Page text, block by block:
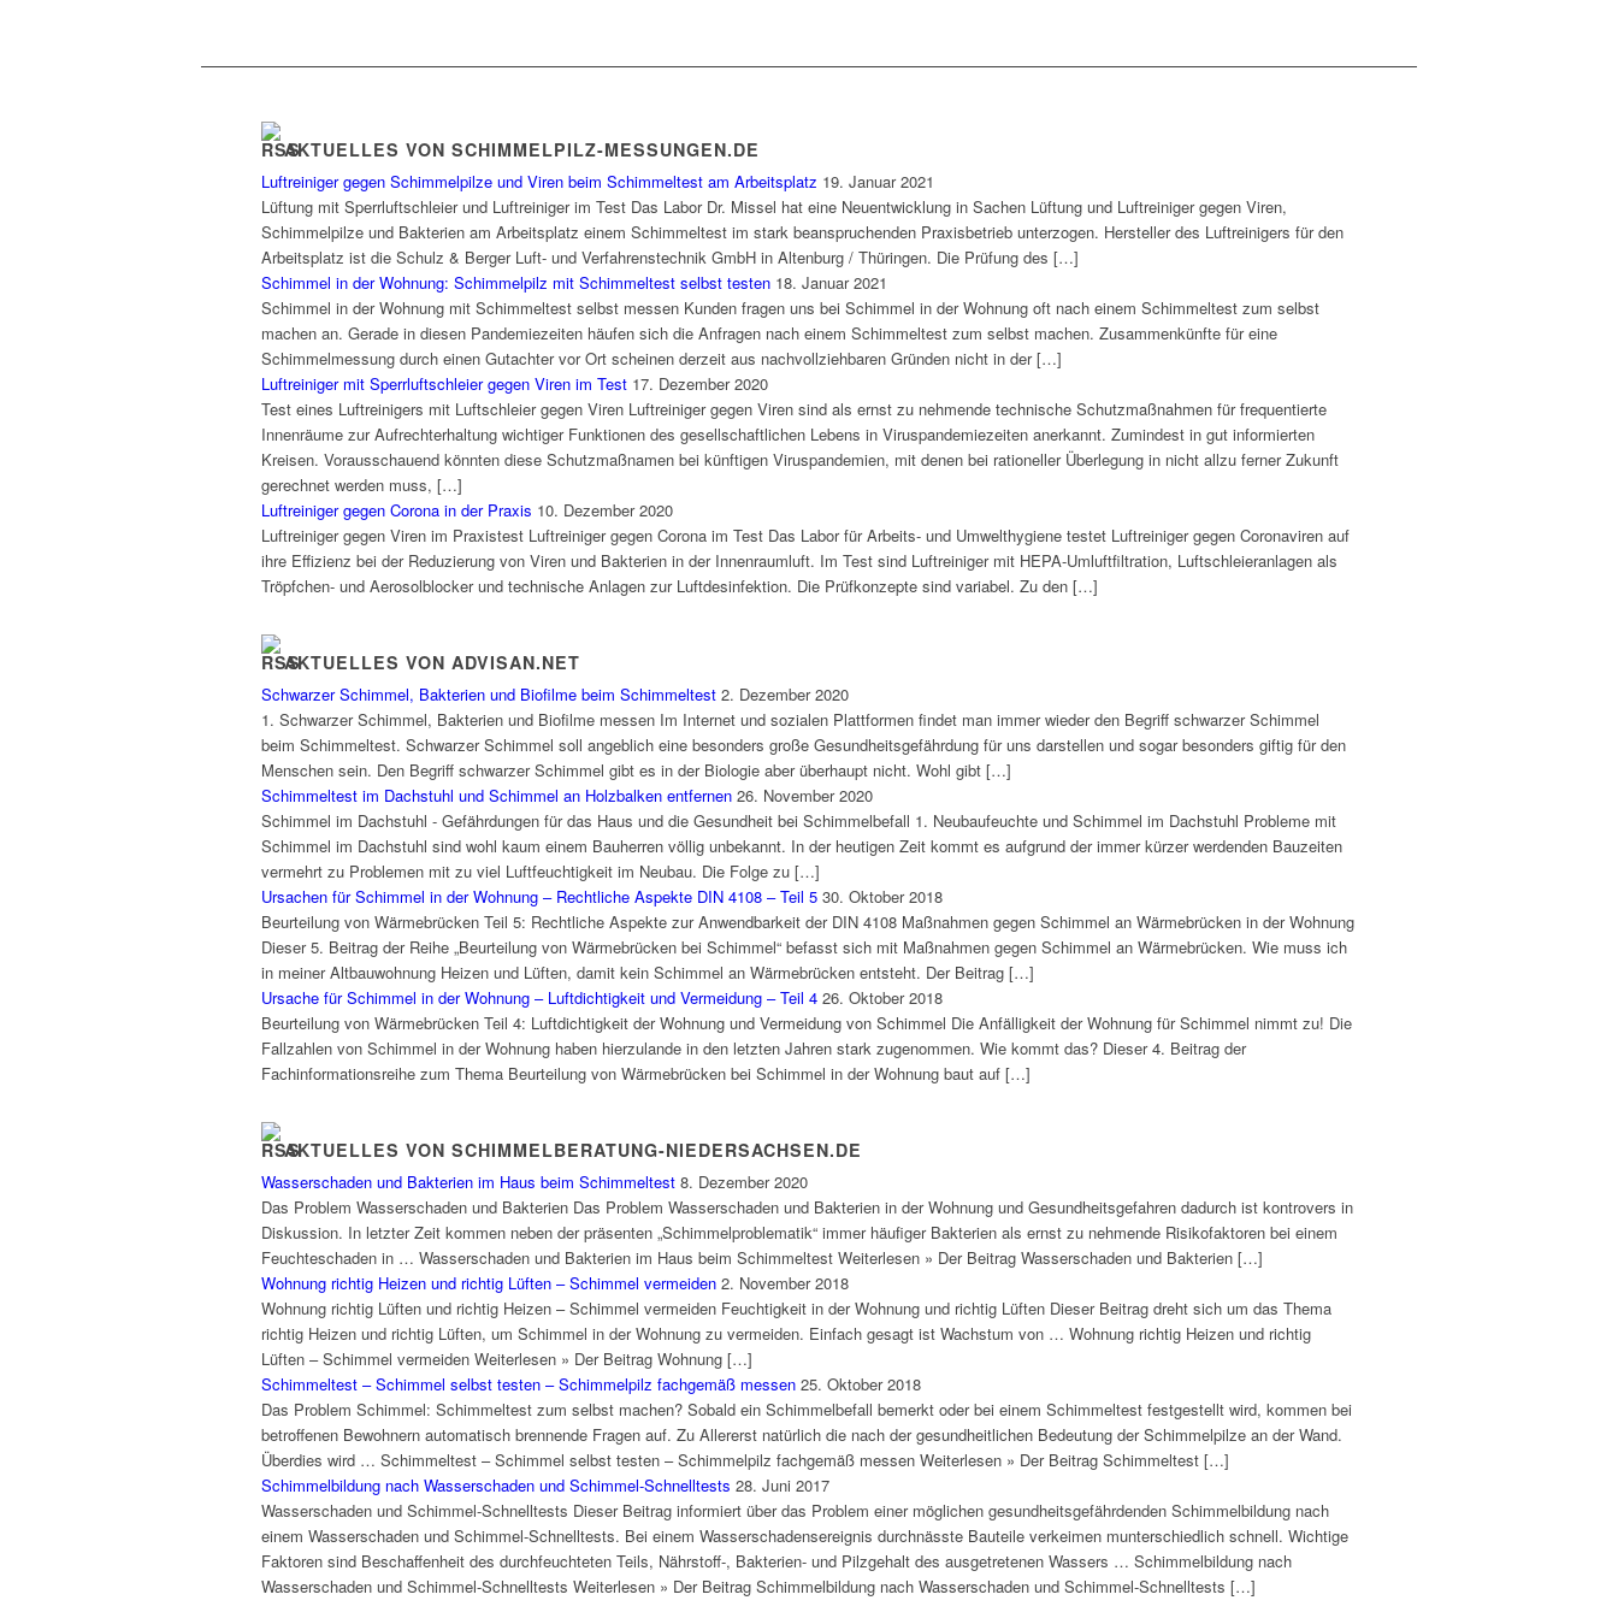
AKTUELLES VON SCHIMMELPILZ-MESSUNGEN.DE
Luftreiniger gegen Schimmelpilze und Viren beim Schimmeltest am Arbeitsplatz 19. Januar 2021
Lüftung mit Sperrluftschleier und Luftreiniger im Test Das Labor Dr. Missel hat eine Neuentwicklung in Sachen Lüftung und Luftreiniger gegen Viren,
Schimmelpilze und Bakterien am Arbeitsplatz einem Schimmeltest im stark beanspruchenden Praxisbetrieb unterzogen. Hersteller des Luftreinigers für den
Arbeitsplatz ist die Schulz & Berger Luft- und Verfahrenstechnik GmbH in Altenburg / Thüringen. Die Prüfung des […]
Schimmel in der Wohnung: Schimmelpilz mit Schimmeltest selbst testen 18. Januar 2021
Schimmel in der Wohnung mit Schimmeltest selbst messen Kunden fragen uns bei Schimmel in der Wohnung oft nach einem Schimmeltest zum selbst
machen an. Gerade in diesen Pandemiezeiten häufen sich die Anfragen nach einem Schimmeltest zum selbst machen. Zusammenkünfte für eine
Schimmelmessung durch einen Gutachter vor Ort scheinen derzeit aus nachvollziehbaren Gründen nicht in der […]
Luftreiniger mit Sperrluftschleier gegen Viren im Test 17. Dezember 2020
Test eines Luftreinigers mit Luftschleier gegen Viren Luftreiniger gegen Viren sind als ernst zu nehmende technische Schutzmaßnahmen für frequentierte
Innenräume zur Aufrechterhaltung wichtiger Funktionen des gesellschaftlichen Lebens in Viruspandemiezeiten anerkannt. Zumindest in gut informierten
Kreisen. Vorausschauend könnten diese Schutzmaßnamen bei künftigen Viruspandemien, mit denen bei rationeller Überlegung in nicht allzu ferner Zukunft
gerechnet werden muss, […]
Luftreiniger gegen Corona in der Praxis 10. Dezember 2020
Luftreiniger gegen Viren im Praxistest Luftreiniger gegen Corona im Test Das Labor für Arbeits- und Umwelthygiene testet Luftreiniger gegen Coronaviren auf
ihre Effizienz bei der Reduzierung von Viren und Bakterien in der Innenraumluft. Im Test sind Luftreiniger mit HEPA-Umluftfiltration, Luftschleieranlagen als
Tröpfchen- und Aerosolblocker und technische Anlagen zur Luftdesinfektion. Die Prüfkonzepte sind variabel. Zu den […]
AKTUELLES VON ADVISAN.NET
Schwarzer Schimmel, Bakterien und Biofilme beim Schimmeltest 2. Dezember 2020
1. Schwarzer Schimmel, Bakterien und Biofilme messen Im Internet und sozialen Plattformen findet man immer wieder den Begriff schwarzer Schimmel
beim Schimmeltest. Schwarzer Schimmel soll angeblich eine besonders große Gesundheitsgefährdung für uns darstellen und sogar besonders giftig für den
Menschen sein. Den Begriff schwarzer Schimmel gibt es in der Biologie aber überhaupt nicht. Wohl gibt […]
Schimmeltest im Dachstuhl und Schimmel an Holzbalken entfernen 26. November 2020
Schimmel im Dachstuhl - Gefährdungen für das Haus und die Gesundheit bei Schimmelbefall 1. Neubaufeuchte und Schimmel im Dachstuhl Probleme mit
Schimmel im Dachstuhl sind wohl kaum einem Bauherren völlig unbekannt. In der heutigen Zeit kommt es aufgrund der immer kürzer werdenden Bauzeiten
vermehrt zu Problemen mit zu viel Luftfeuchtigkeit im Neubau. Die Folge zu […]
Ursachen für Schimmel in der Wohnung – Rechtliche Aspekte DIN 4108 – Teil 5 30. Oktober 2018
Beurteilung von Wärmebrücken Teil 5: Rechtliche Aspekte zur Anwendbarkeit der DIN 4108 Maßnahmen gegen Schimmel an Wärmebrücken in der Wohnung
Dieser 5. Beitrag der Reihe „Beurteilung von Wärmebrücken bei Schimmel“ befasst sich mit Maßnahmen gegen Schimmel an Wärmebrücken. Wie muss ich
in meiner Altbauwohnung Heizen und Lüften, damit kein Schimmel an Wärmebrücken entsteht. Der Beitrag […]
Ursache für Schimmel in der Wohnung – Luftdichtigkeit und Vermeidung – Teil 4 26. Oktober 2018
Beurteilung von Wärmebrücken Teil 4: Luftdichtigkeit der Wohnung und Vermeidung von Schimmel Die Anfälligkeit der Wohnung für Schimmel nimmt zu! Die
Fallzahlen von Schimmel in der Wohnung haben hierzulande in den letzten Jahren stark zugenommen. Wie kommt das? Dieser 4. Beitrag der
Fachinformationsreihe zum Thema Beurteilung von Wärmebrücken bei Schimmel in der Wohnung baut auf […]
AKTUELLES VON SCHIMMELBERATUNG-NIEDERSACHSEN.DE
Wasserschaden und Bakterien im Haus beim Schimmeltest 8. Dezember 2020
Das Problem Wasserschaden und Bakterien Das Problem Wasserschaden und Bakterien in der Wohnung und Gesundheitsgefahren dadurch ist kontrovers in
Diskussion. In letzter Zeit kommen neben der präsenten „Schimmelproblematik“ immer häufiger Bakterien als ernst zu nehmende Risikofaktoren bei einem
Feuchteschaden in … Wasserschaden und Bakterien im Haus beim Schimmeltest Weiterlesen » Der Beitrag Wasserschaden und Bakterien […]
Wohnung richtig Heizen und richtig Lüften – Schimmel vermeiden 2. November 2018
Wohnung richtig Lüften und richtig Heizen – Schimmel vermeiden Feuchtigkeit in der Wohnung und richtig Lüften Dieser Beitrag dreht sich um das Thema
richtig Heizen und richtig Lüften, um Schimmel in der Wohnung zu vermeiden. Einfach gesagt ist Wachstum von … Wohnung richtig Heizen und richtig
Lüften – Schimmel vermeiden Weiterlesen » Der Beitrag Wohnung […]
Schimmeltest – Schimmel selbst testen – Schimmelpilz fachgemäß messen 25. Oktober 2018
Das Problem Schimmel: Schimmeltest zum selbst machen? Sobald ein Schimmelbefall bemerkt oder bei einem Schimmeltest festgestellt wird, kommen bei
betroffenen Bewohnern automatisch brennende Fragen auf. Zu Allererst natürlich die nach der gesundheitlichen Bedeutung der Schimmelpilze an der Wand.
Überdies wird … Schimmeltest – Schimmel selbst testen – Schimmelpilz fachgemäß messen Weiterlesen » Der Beitrag Schimmeltest […]
Schimmelbildung nach Wasserschaden und Schimmel-Schnelltests 28. Juni 2017
Wasserschaden und Schimmel-Schnelltests Dieser Beitrag informiert über das Problem einer möglichen gesundheitsgefährdenden Schimmelbildung nach
einem Wasserschaden und Schimmel-Schnelltests. Bei einem Wasserschadensereignis durchnässte Bauteile verkeimen munterschiedlich schnell. Wichtige
Faktoren sind Beschaffenheit des durchfeuchteten Teils, Nährstoff-, Bakterien- und Pilzgehalt des ausgetretenen Wassers … Schimmelbildung nach
Wasserschaden und Schimmel-Schnelltests Weiterlesen » Der Beitrag Schimmelbildung nach Wasserschaden und Schimmel-Schnelltests […]